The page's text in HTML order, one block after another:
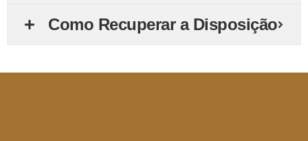
Como Recuperar a Disposição